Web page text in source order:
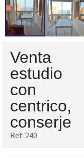
Venta
estudio
con
centrico,
conserje
Ref: 240